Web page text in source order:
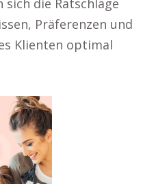
sich die Ratschläge
Präferenzen und
Klienten optimal